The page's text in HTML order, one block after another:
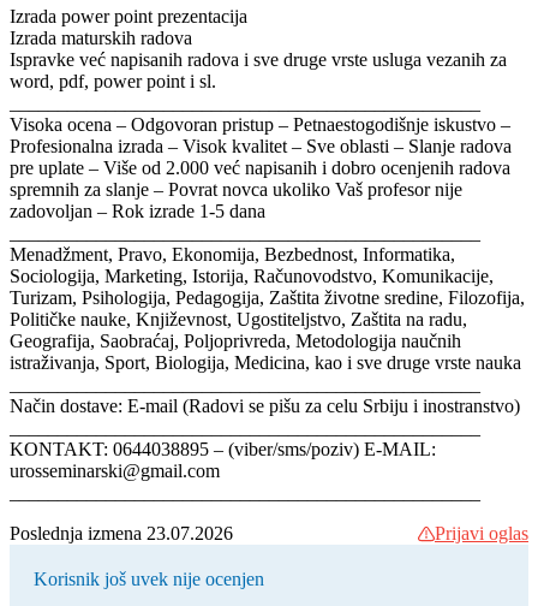
Izrada power point prezentacija
Izrada maturskih radova
Ispravke već napisanih radova i sve druge vrste usluga vezanih za
word, pdf, power point i sl.
Visoka ocena – Odgovoran pristup – Petnaestogodišnje iskustvo –
Profesionalna izrada – Visok kvalitet – Sve oblasti – Slanje radova
pre uplate – Više od 2.000 već napisanih i dobro ocenjenih radova
spremnih za slanje – Povrat novca ukoliko Vaš profesor nije
zadovoljan – Rok izrade 1-5 dana
Menadžment, Pravo, Ekonomija, Bezbednost, Informatika,
Sociologija, Marketing, Istorija, Računovodstvo, Komunikacije,
Turizam, Psihologija, Pedagogija, Zaštita životne sredine, Filozofija,
Političke nauke, Književnost, Ugostiteljstvo, Zaštita na radu,
Geografija, Saobraćaj, Poljoprivreda, Metodologija naučnih
istraživanja, Sport, Biologija, Medicina, kao i sve druge vrste nauka
Način dostave: E-mail (Radovi se pišu za celu Srbiju i inostranstvo)
KONTAKT: 0644038895 – (viber/sms/poziv) E-MAIL:
urosseminarski@gmail.com
Poslednja izmena 23.07.2026
Prijavi oglas
Korisnik još uvek nije ocenjen